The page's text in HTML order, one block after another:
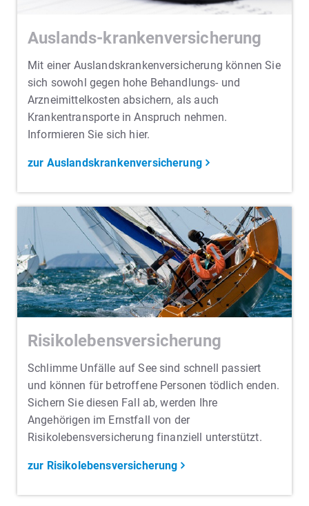
Auslands-krankenversicherung
Mit einer Auslandskrankenversicherung können Sie
sich sowohl gegen hohe Behandlungs- und
Arzneimittelkosten absichern, als auch
Krankentransporte in Anspruch nehmen.
Informieren Sie sich hier.
zur Auslandskrankenversicherung
Risikolebensversicherung
Schlimme Unfälle auf See sind schnell passiert
und können für betroffene Personen tödlich enden.
Sichern Sie diesen Fall ab, werden Ihre
Angehörigen im Ernstfall von der
Risikolebensversicherung finanziell unterstützt.
zur Risikolebensversicherung